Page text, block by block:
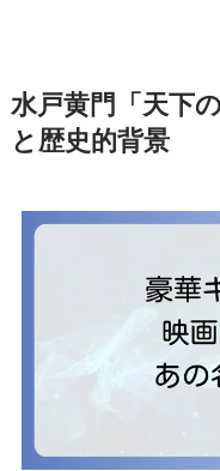
水戸黄門「天下
と歴史的背景